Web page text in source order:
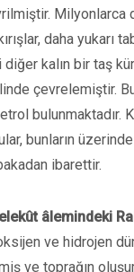
Milyonlarca
daha
kalın bir taş
çevrelemiştir.
bunların
ibarettir.
âlemindeki
ve hidrojen
ve toprağın